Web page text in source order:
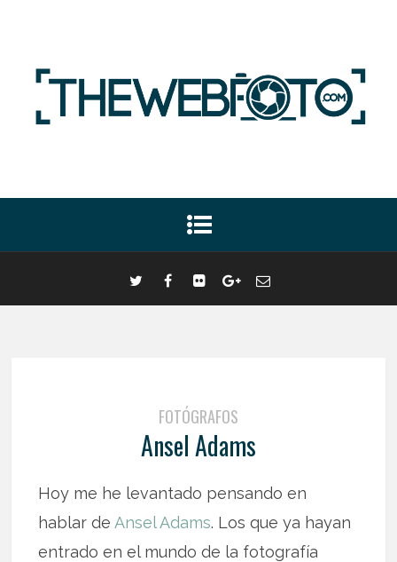
FOTÓGRAFOS
Ansel Adams
Hoy me he levantado pensando en
hablar de Ansel Adams. Los que ya hayan
entrado en el mundo de la fotografía